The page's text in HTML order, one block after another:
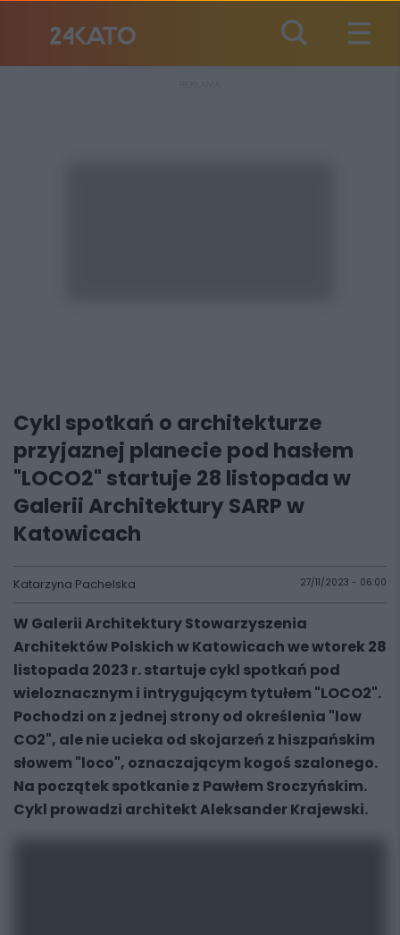
Cykl spotkań o architekturze
przyjaznej planecie pod hasłem
"LOCO2" startuje 28 listopada w
Galerii Architektury SARP w
Katowicach
Katarzyna Pachelska 27/11/2023 - 06:00
W Galerii Architektury Stowarzyszenia
Architektów Polskich w Katowicach we wtorek 28
listopada 2023 r. startuje cykl spotkań pod
wieloznacznym i intrygującym tytułem "LOCO2".
Pochodzi on z jednej strony od określenia "low
CO2", ale nie ucieka od skojarzeń z hiszpańskim
słowem "loco", oznaczającym kogoś szalonego.
Na początek spotkanie z Pawłem Sroczyńskim.
Cykl prowadzi architekt Aleksander Krajewski.